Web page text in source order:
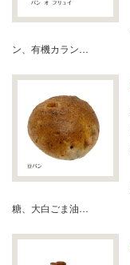
ン、有機カラン…
糖、大白ごま油…